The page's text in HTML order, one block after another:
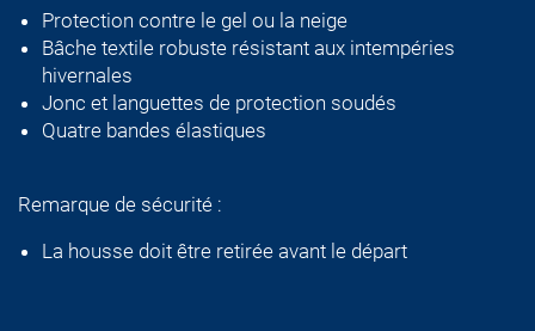
Protection contre le gel ou la neige
Bâche textile robuste résistant aux intempéries
hivernales
Jonc et languettes de protection soudés
Quatre bandes élastiques
Remarque de sécurité :
La housse doit être retirée avant le départ